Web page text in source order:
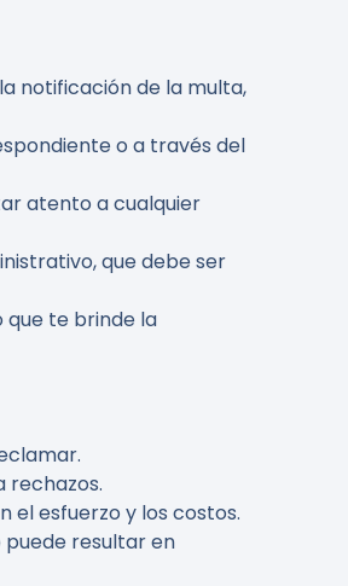
notificación de la multa,
o a través del
atento a cualquier
que debe ser
que te brinde la
rechazos.
el esfuerzo y los costos.
resultar en